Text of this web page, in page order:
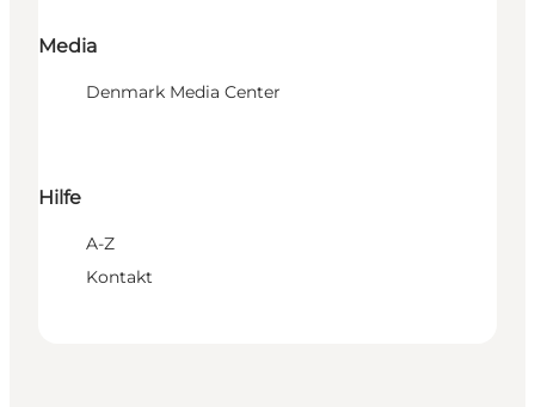
Media
Denmark Media Center
Hilfe
A-Z
Kontakt